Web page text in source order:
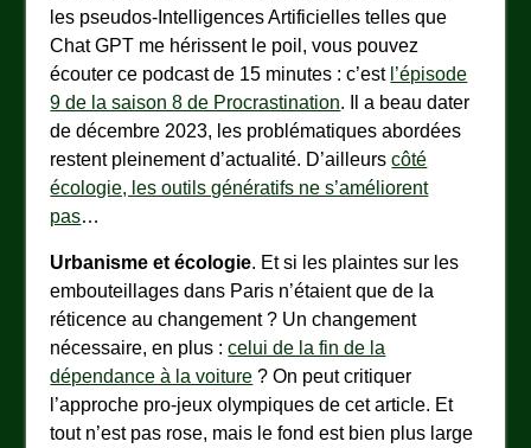
les pseudos-Intelligences Artificielles telles que
Chat GPT me hérissent le poil, vous pouvez
écouter ce podcast de 15 minutes : c’est l’épisode
9 de la saison 8 de Procrastination. Il a beau dater
de décembre 2023, les problématiques abordées
restent pleinement d’actualité. D’ailleurscôté
écologie, les outils génératifs ne s’améliorent
pas…
Urbanisme et écologie. Et si les plaintes sur les
embouteillages dans Paris n’étaient que de la
réticence au changement ? Un changement
nécessaire, en plus :celui de la fin de la
dépendance à la voiture ? On peut critiquer
l’approche pro-jeux olympiques de cet article. Et
tout n’est pas rose, mais le fond est bien plus large